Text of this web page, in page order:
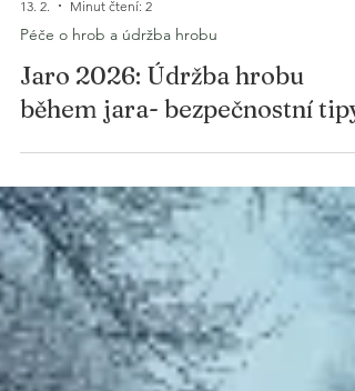
Péče o hrob a údržba hrobu
během jara- bezpečnostní tipy